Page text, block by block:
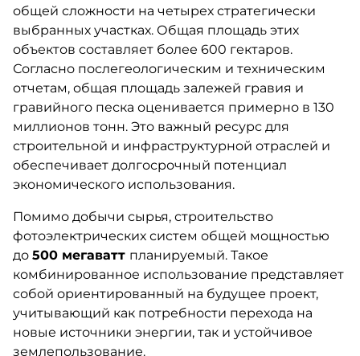
общей сложности на четырех стратегически
выбранных участках. Общая площадь этих
объектов составляет более 600 гектаров.
Согласно послегеологическим и техническим
отчетам, общая площадь залежей гравия и
гравийного песка оценивается примерно в 130
миллионов тонн. Это важный ресурс для
строительной и инфраструктурной отраслей и
обеспечивает долгосрочный потенциал
экономического использования.
Помимо добычи сырья, строительство
фотоэлектрических систем общей мощностью
до 500 мегаватт планируемый. Такое
комбинированное использование представляет
собой ориентированный на будущее проект,
учитывающий как потребности перехода на
новые источники энергии, так и устойчивое
землепользование.